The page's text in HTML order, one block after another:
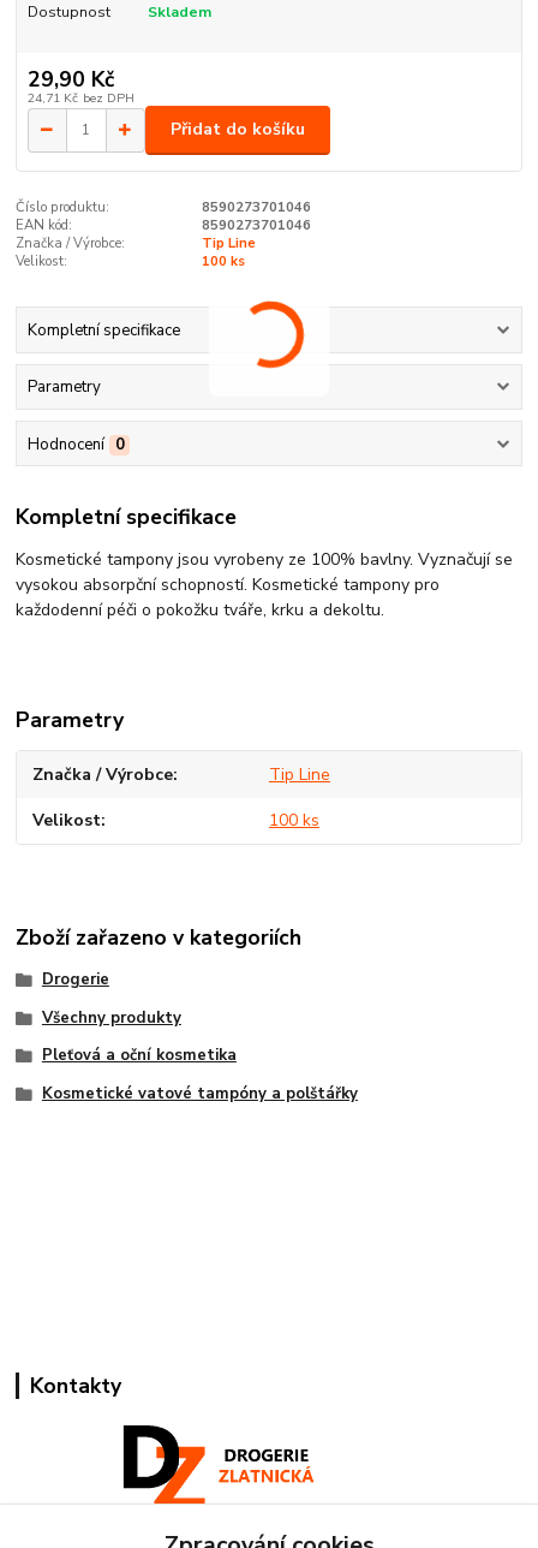
Dostupnost Skladem
29,90 Kč
24,71 Kč bez DPH
Přidat do košíku
Číslo produktu:
8590273701046
EAN kód:
8590273701046
Značka / Výrobce:
Tip Line
Velikost:
100 ks
Kompletní specifikace
Parametry
Hodnocení 0
Kompletní specifikace
Kosmetické tampony jsou vyrobeny ze 100% bavlny. Vyznačují se
vysokou absorpční schopností. Kosmetické tampony pro
každodenní péči o pokožku tváře, krku a dekoltu.
Parametry
Značka / Výrobce Tip Line
Velikost 100 ks
Zboží zařazeno v kategoriích
Drogerie
Všechny produkty
Pleťová a oční kosmetika
Kosmetické vatové tampóny a polštářky
Kontakty